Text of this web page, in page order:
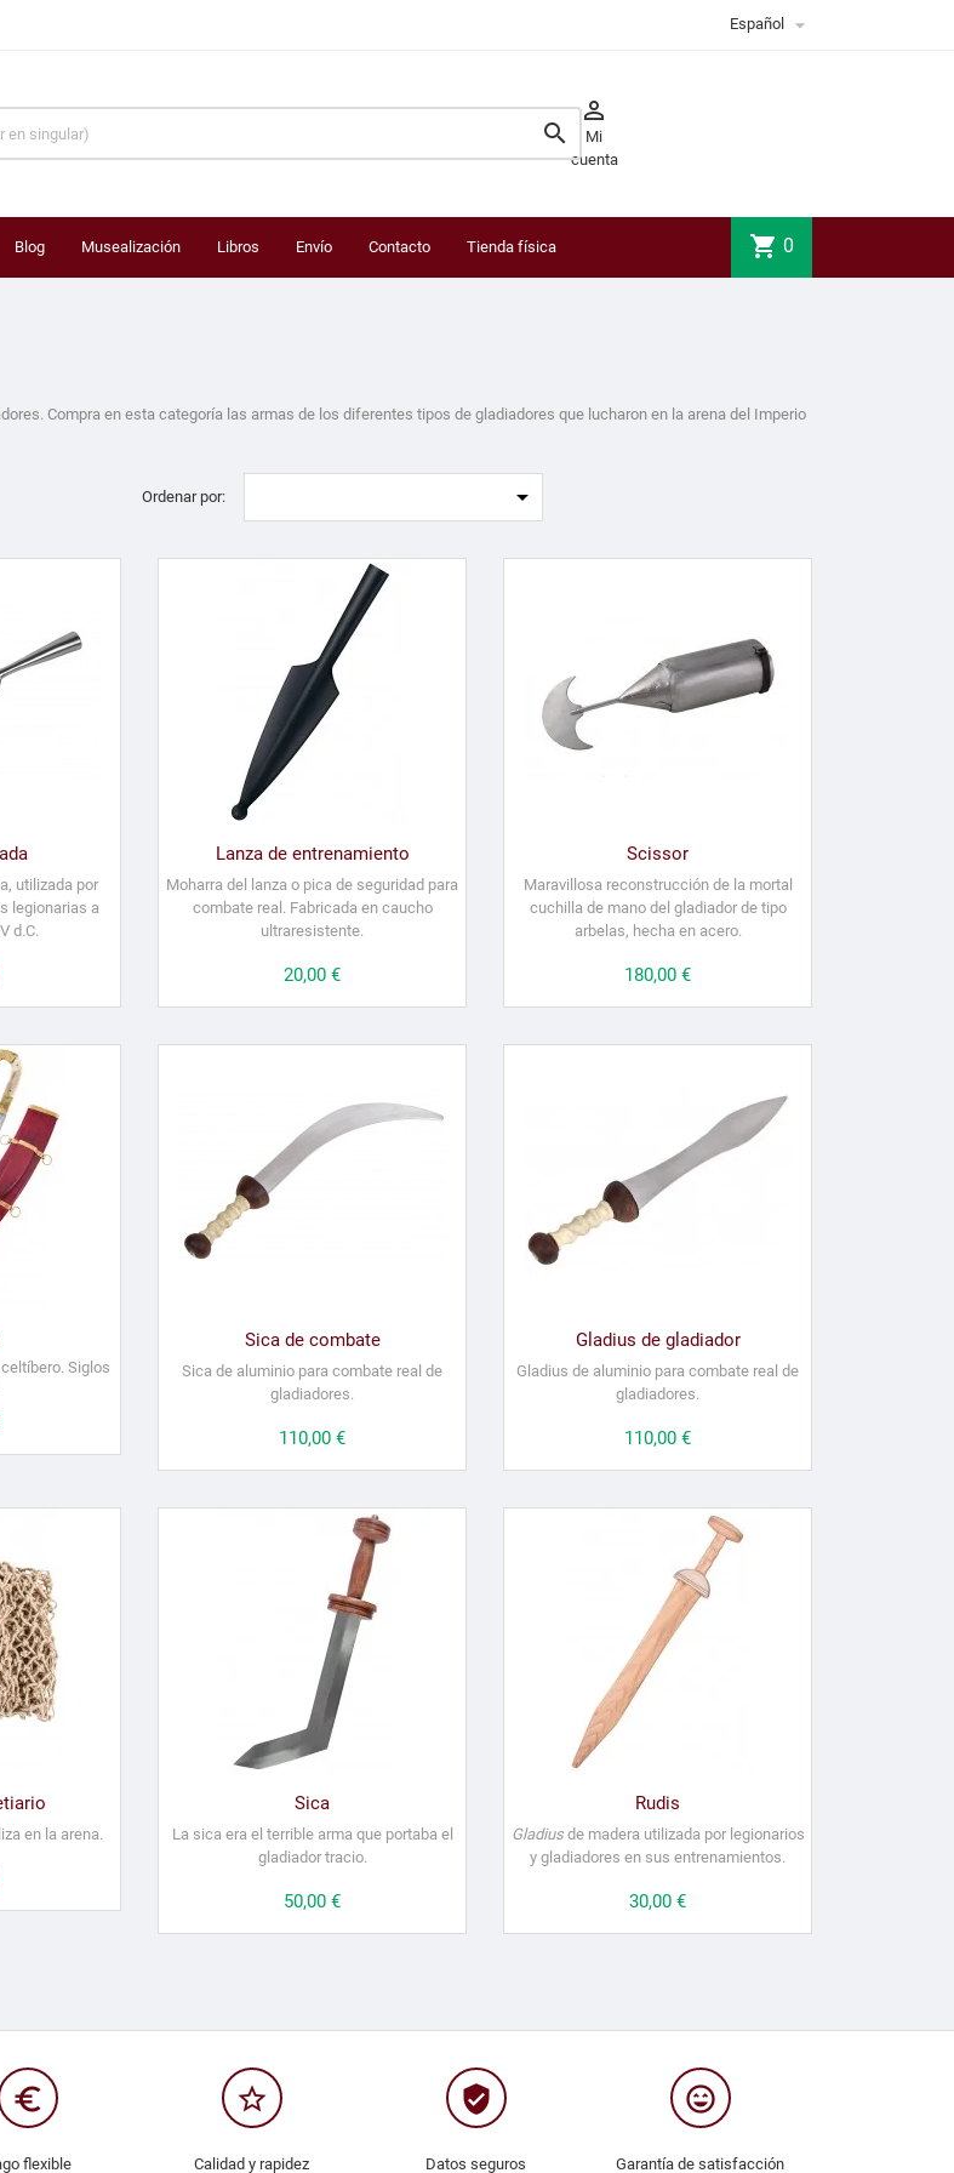
Español 


Mi
cuenta
Blog Musealización Libros Envío Contacto Tienda física shopping_cart 0
Compra en esta categoría las armas de los diferentes tipos de gladiadores que lucharon en la arena del Imperio
Ordenar por: 
utilizada por
legionarias a
d.C.
Lanza de entrenamiento
Moharra del lanza o pica de seguridad para
combate real. Fabricada en caucho
ultraresistente.
Precio
20,00 €
Scissor
Maravillosa reconstrucción de la mortal
cuchilla de mano del gladiador de tipo
arbelas, hecha en acero.
Precio
180,00 €
Siglos
Sica de combate
Sica de aluminio para combate real de
gladiadores.
Precio
110,00 €
Gladius de gladiador
Gladius de aluminio para combate real de
gladiadores.
Precio
110,00 €
en la arena.
Sica
La sica era el terrible arma que portaba el
gladiador tracio.
Precio
50,00 €
Rudis
Gladiusde madera utilizada por legionarios
y gladiadores en sus entrenamientos.
Precio
30,00 €
euro_symbol
flexible
star_border
Calidad y rapidez
verified_user
Datos seguros
sentiment_very_satisfied
Garantía de satisfacción